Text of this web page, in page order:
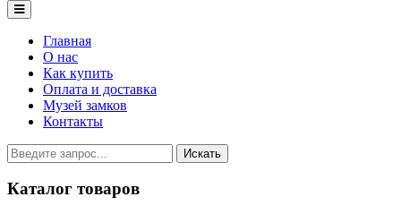
Главная
О нас
Как купить
Оплата и доставка
Музей замков
Контакты
Каталог товаров